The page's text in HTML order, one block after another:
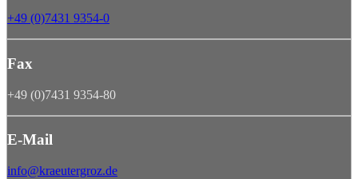
+49 (0)7431 9354-0
Fax
+49 (0)7431 9354-80
E-Mail
info@kraeutergroz.de